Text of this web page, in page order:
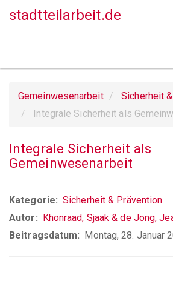
Direkt
stadtteilarbeit.de
Gemeinwesenarbeit
Sicherheit
Integrale Sicherheit als
Integrale Sicherheit als
Gemeinwesenarbeit
Kategorie
Sicherheit & Prävention
Autor
Khonraad, Sjaak & de Jong,
Beitragsdatum
Montag, 28. Januar